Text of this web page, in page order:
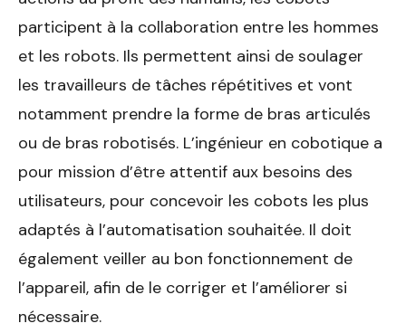
participent à la collaboration entre les hommes
et les robots. Ils permettent ainsi de soulager
les travailleurs de tâches répétitives et vont
notamment prendre la forme de bras articulés
ou de bras robotisés. L’ingénieur en cobotique a
pour mission d’être attentif aux besoins des
utilisateurs, pour concevoir les cobots les plus
adaptés à l’automatisation souhaitée. Il doit
également veiller au bon fonctionnement de
l’appareil, afin de le corriger et l’améliorer si
nécessaire.